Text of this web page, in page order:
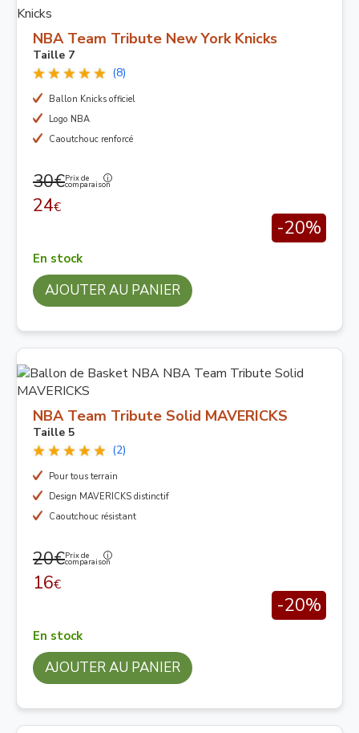
NBA Team Tribute New York Knicks
Taille 7
(8)
Ballon Knicks officiel
Logo NBA
Caoutchouc renforcé
30€Prix de
comparaison
24€
-20%
En stock
AJOUTER AU PANIER
NBA Team Tribute Solid MAVERICKS
Taille 5
(2)
Pour tous terrain
Design MAVERICKS distinctif
Caoutchouc résistant
20€Prix de
comparaison
16€
-20%
En stock
AJOUTER AU PANIER